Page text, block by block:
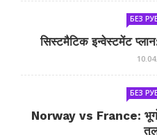
БЕЗ
सिस्टमैटिक इन्वेस्टमेंट
БЕЗ
Norway vs France: